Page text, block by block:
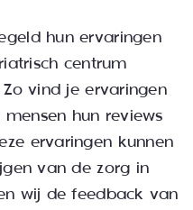
hun ervaringen
centrum
vind je ervaringen
hun reviews
ervaringen kunnen
van de zorg in
wij de feedback van